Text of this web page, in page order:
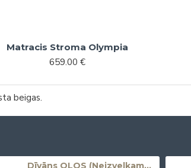
Matracis Stroma Olympia
659.00 €
beigas.
Dīvāns OLOS (Neizvelkams) (Trīsvietīgs)